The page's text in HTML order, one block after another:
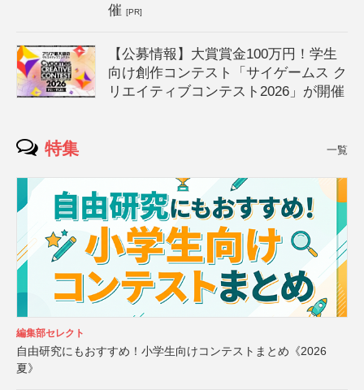
催[PR]
【公募情報】大賞賞金100万円！学生
向け創作コンテスト「サイゲームス ク
リエイティブコンテスト2026」が開催
特集 一覧
編集部セレクト
自由研究にもおすすめ！小学生向けコンテストまとめ《2026
夏》